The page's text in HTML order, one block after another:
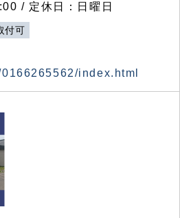
/ 定休日：日曜日
付可
index.html